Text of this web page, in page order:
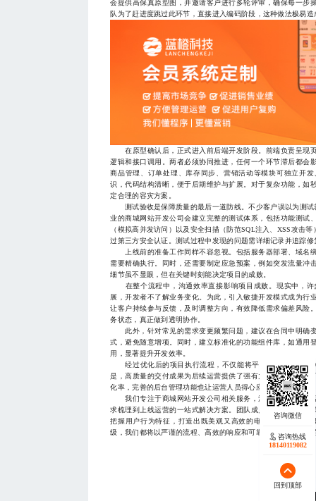
会提供高保真原型图，并邀请客户进行多轮评审，确保每一步
队为了赶进度跳过此环节，直接进入编码阶段，这种做法极易
在原型确认后，正式进入前后端开发阶段。前端负责呈现
逻辑和接口调用。两者必须协同推进，任何一个环节滞后都会
商品管理、订单处理、库存同步、营销活动等模块可独立开
识，代码结构清晰，便于后期维护与扩展。对于复杂功能，如
定合理的容灾方案。
测试验收是保障质量的最后一道防线。不少客户误以为测试
业的商城网站开发公司会建立完整的测试体系，包括功能测试
（模拟高并发访问）以及安全扫描（防范SQL注入、XSS攻击
过第三方安全认证。测试过程中发现的问题需详细记录并追踪
上线前的准备工作同样不容忽视。包括服务器部署、域名
需要精确执行。同时，还需要制定应急预案，例如突发流量冲
细节虽不显眼，但在关键时刻能决定项目的成败。
在整个流程中，沟通效率直接影响项目成败。现实中，许
展，开发者不了解业务变化。为此，引入敏捷开发模式成为行
让客户持续参与反馈，及时调整方向，有效降低需求偏差风险
务状态，真正做到透明协作。
此外，针对常见的需求变更频繁问题，建议在合同中明确
式，避免随意增项。同时，建立标准化的功能组件库，如通用
用，显著提升开发效率。
经过优化后的项目执行流程，不仅能将平均开发周期压缩
是，高质量的交付成果为后续运营提供了强有力支撑——稳定
化率，完善的后台管理功能也让运营人员得心应手。
我们专注于商城网站开发公司相关服务，深耕多年积累丰
求梳理到上线运营的一站式解决方案。团队成员均来自一线互
把握用户行为特征，打造出既美观又高效的电商平台。无论
级，我们都将以严谨的流程、高效的响应和可靠的质量，助力您
咨询热线
17723342546
回到顶部
咨询热线
18140119082
回到顶部